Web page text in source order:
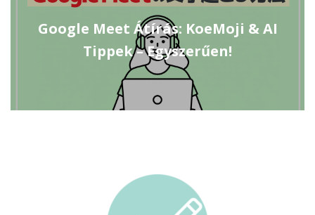
Google Meet Átírás: KoeMoji & AI
Tippek – Egyszerűen!